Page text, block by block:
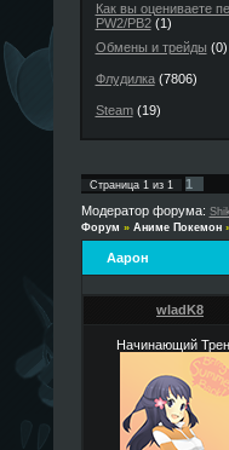
Как вы оцениваете
PW2/PB2(1)
Обмены и трейды (0)
Флудилка(7806)
Steam(19)
Страница 1из 1
1
Модератор форума:
Форум » Аниме Покемон
Аарон
wladK8
Начинающий